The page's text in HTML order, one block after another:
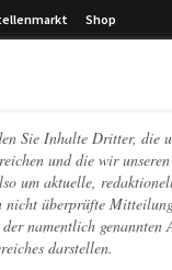
Shop
Sie Inhalte Dritter, die
und die wir
um aktuelle,
nicht überprüfte
namentlich genannten
darstellen.